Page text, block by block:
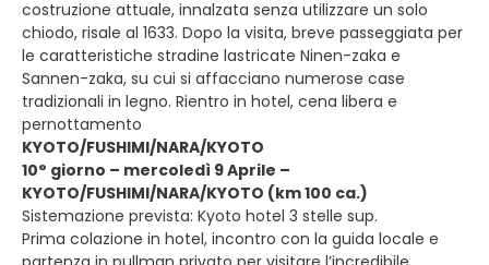
costruzione attuale, innalzata senza utilizzare un solo
chiodo, risale al 1633. Dopo la visita, breve passeggiata per
le caratteristiche stradine lastricate Ninen-zaka e
Sannen-zaka, su cui si affacciano numerose case
tradizionali in legno. Rientro in hotel, cena libera e
pernottamento
KYOTO/FUSHIMI/NARA/KYOTO
10° giorno – mercoledì 9 Aprile –
KYOTO/FUSHIMI/NARA/KYOTO (km 100 ca.)
Sistemazione prevista: Kyoto hotel 3 stelle sup.
Prima colazione in hotel, incontro con la guida locale e